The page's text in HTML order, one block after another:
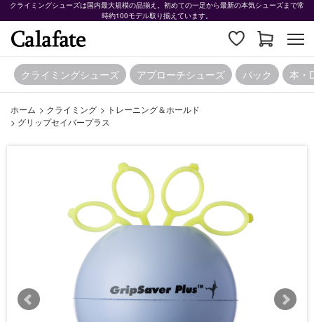
クライミングシューズは国内最大規模の品揃え。初めての一足から最新の本気シューズまで常
時約100モデル取り揃えています。
クライミングシューズ アプローチシューズ パック 本・
ホーム > クライミング > トレーニング＆ホールド
> グリップセイバープラス